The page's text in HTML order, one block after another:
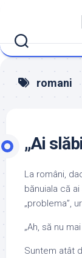
content
romani
„Ai
La români,
bănuiala că
„problema”,
„Ah, să nu
Suntem atât